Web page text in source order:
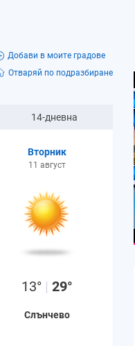
Добави в моите градове
Отваряй по подразбиране
14-дневна
Вторник
11 август
13° | 29°
Слънчево